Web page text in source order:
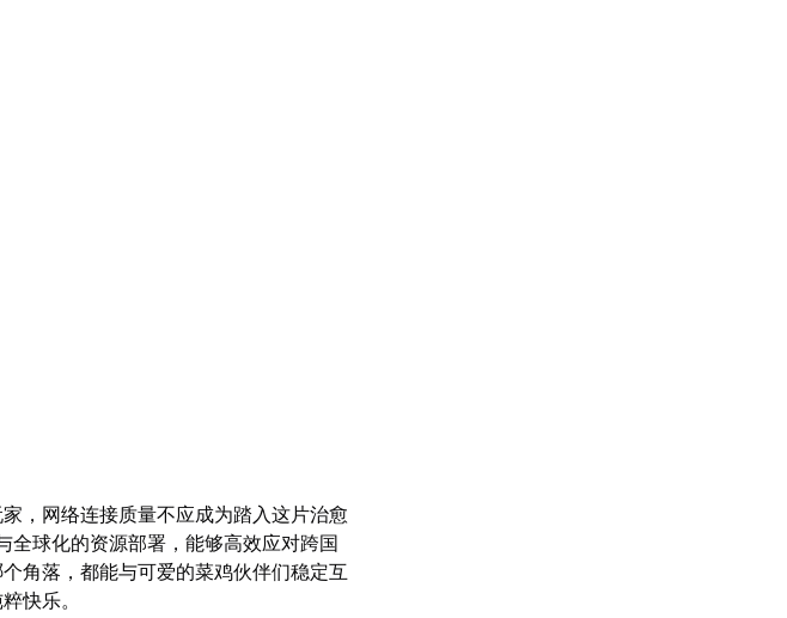
，网络连接质量不应成为踏入这片治愈
全球化的资源部署，能够高效应对跨国
角落，都能与可爱的菜鸡伙伴们稳定互
快乐。